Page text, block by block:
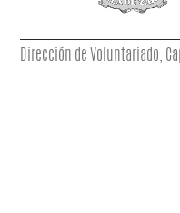
Dirección de Voluntariado,